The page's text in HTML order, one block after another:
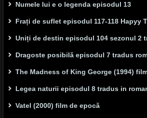
Numele lui e o legenda episodul 13
Frați de suflet episodul 117-118 Hapyy
Uniți de destin episodul 104 sezonul 2
Dragoste posibilă episodul 7 tradus
The Madness of King George (1994)
Legea naturii episodul 8 tradus in
Vatel (2000) film de epocă